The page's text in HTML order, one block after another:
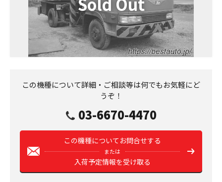
この機種について詳細・ご相談等は何でもお気軽にど
うぞ！
03-6670-4470
この機種についてお問合せする
または
入荷予定情報を受け取る